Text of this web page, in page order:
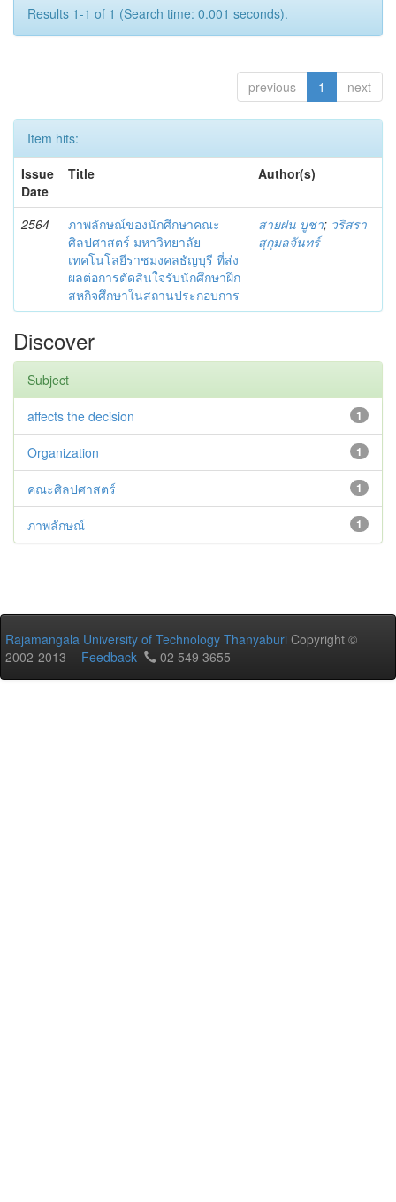
Results 1-1 of 1 (Search time: 0.001 seconds).
previous 1 next
Item hits:
Issue
Date
Title Author(s)
2564
ภาพลักษณ์ของนักศึกษาคณะ
ศิลปศาสตร์ มหาวิทยาลัย
เทคโนโลยีราชมงคลธัญบุรี ที่ส่ง
ผลต่อการตัดสินใจรับนักศึกษาฝึก
สหกิจศึกษาในสถานประกอบการ
สายฝน บูชา; วริสรา
สุกุมลจันทร์
Discover
Subject
1
affects the decision
1
Organization
1
คณะศิลปศาสตร์
1
ภาพลักษณ์
Rajamangala University of Technology Thanyaburi Copyright ©
2002-2013 - Feedback 02 549 3655